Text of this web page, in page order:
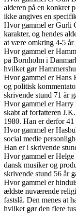
alderen på en konkret
ikke angives en
Hvor gammel er Gurli
karakter, og hendes
at være omkring 4-5 år
Hvor gammel er
på Bornholm i
hvilket gør
Hvor gammel er Hans
og politisk
skrivende stund 71 år
Hvor gammel er Harry
skabt af forfatteren
1980. Han er derfor
Hvor gammel er
social medie
Han er i skrivende
Hvor gammel er Helge
dansk musiker og
skrivende stund 56 år
Hvor gammel er
ældste nuværende
fastslå. Den menes at
hvilket gør den flere